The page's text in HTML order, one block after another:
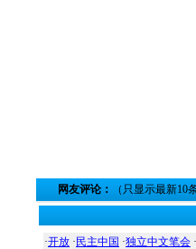
网友评论： （只显示最新
·开放 · 民主中国 ·独立中文笔会 ·